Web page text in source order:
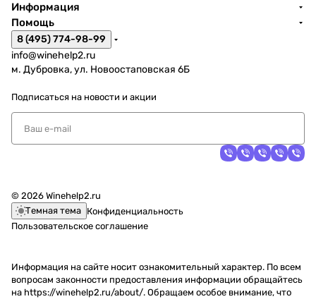
Информация
Помощь
8 (495) 774-98-99
info@winehelp2.ru
м. Дубровка, ул. Новоостаповская 6Б
Подписаться на новости и акции
© 2026 Winehelp2.ru
Темная тема Конфиденциальность
Пользовательское соглашение
Информация на сайте носит ознакомительный характер. По всем
вопросам законности предоставления информации обращайтесь
на https://winehelp2.ru/about/. Обращаем особое внимание, что